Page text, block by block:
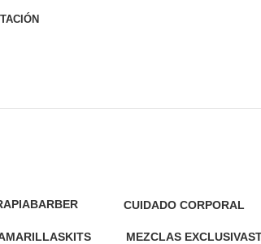
BARBER
CUIDADO CORPORAL
KITS
MEZCLAS EXCLUSIVAS